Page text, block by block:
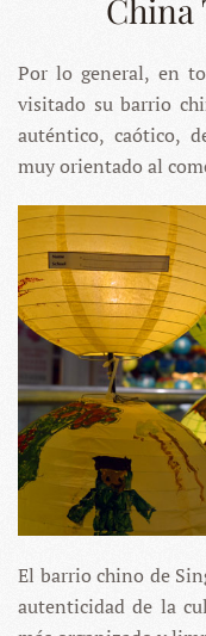
China
Por lo general, en
visitado su barrio
auténtico, caótico,
muy orientado al
El barrio chino de
autenticidad de la